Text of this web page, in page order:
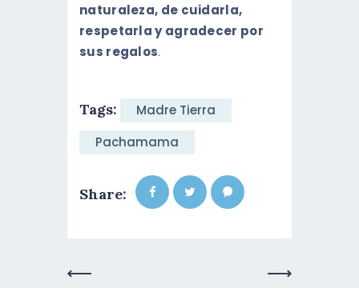
naturaleza, de cuidarla,
respetarla y agradecer por
sus regalos.
Tags:
Madre Tierra
Pachamama
Share: